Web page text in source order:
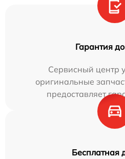
Гарантия
Сервисный центр
оригинальные
предоставляет
Бесплатная